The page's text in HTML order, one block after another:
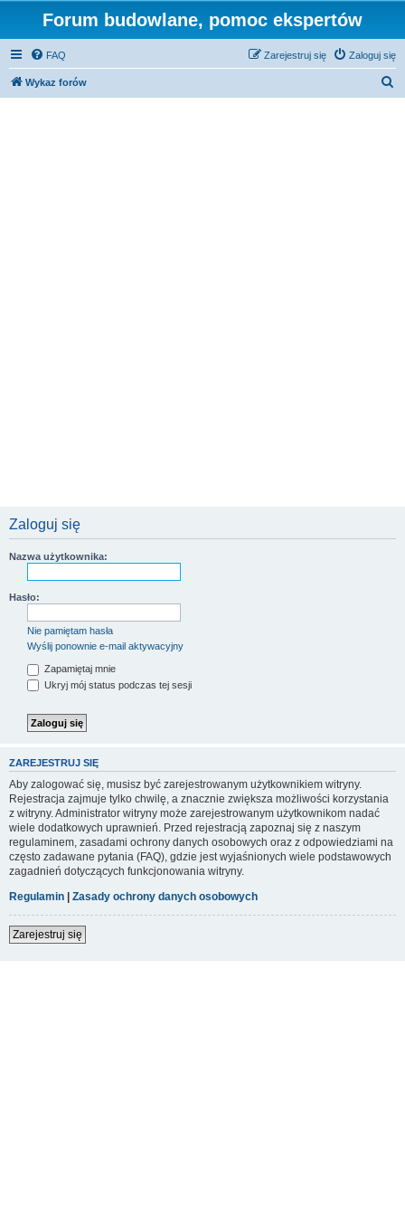
Forum budowlane, pomoc ekspertów
FAQ Zaloguj się
Zarejestruj się
Wykaz forów
Zaloguj się
Nazwa użytkownika:
Hasło:
Nie pamiętam hasła
Wyślij ponownie e-mail aktywacyjny
Zapamiętaj mnie
Ukryj mój status podczas tej sesji
ZAREJESTRUJ SIĘ
Aby zalogować się, musisz być zarejestrowanym użytkownikiem witryny.
Rejestracja zajmuje tylko chwilę, a znacznie zwiększa możliwości korzystania
z witryny. Administrator witryny może zarejestrowanym użytkownikom nadać
wiele dodatkowych uprawnień. Przed rejestracją zapoznaj się z naszym
regulaminem, zasadami ochrony danych osobowych oraz z odpowiedziami na
często zadawane pytania (FAQ), gdzie jest wyjaśnionych wiele podstawowych
zagadnień dotyczących funkcjonowania witryny.
Regulamin | Zasady ochrony danych osobowych
Zarejestruj się